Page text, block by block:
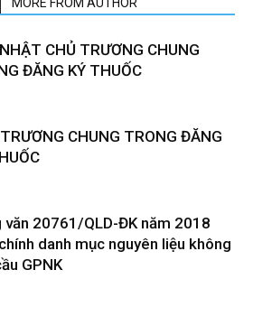
MORE FROM AUTHOR
CHỦ TRƯƠNG CHUNG
ĐĂNG KÝ THUỐC
CHUNG TRONG ĐĂNG
văn 20761/QLD-ĐK năm 2018
danh mục nguyên liệu không
GPNK